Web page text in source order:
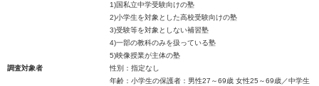
1)国私立中学受験向けの塾
2)小学生を対象とした高校受験向けの塾
3)受験等を対象としない補習塾
4)一部の教科のみを扱っている塾
5)映像授業が主体の塾
調査対象者
性別：指定なし
年齢：小学生の保護者：男性27～69歳 女性25～69歳／中学生